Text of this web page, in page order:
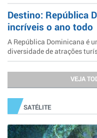
Destino: República
incríveis o ano todo
A República Dominicana é
diversidade de atrações
VEJA
SATÉLITE